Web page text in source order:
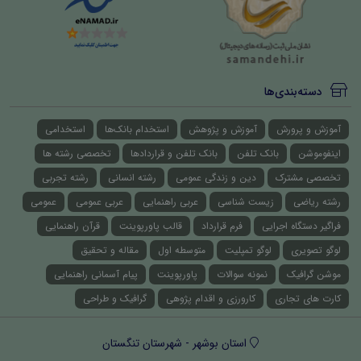
دسته‌بندی‌ها
آموزش و پرورش آموزش و پژوهش استخدام بانک‌ها
استخدامی
اینفوموشن
بانک تلفن بانک تلفن و قراردادها
تخصصی رشته ها
تخصصی مشترک
دین و زندگی عمومی رشته انسانی
رشته تجربی
رشته ریاضی
زیست شناسی عربی راهنمایی عربی عمومی
عمومی
فراگیر دستگاه اجرایی
فرم قرارداد قالب پاورپوینت
قرآن راهنمایی
لوگو تصویری
لوگو تمپلیت متوسطه اول
مقاله و تحقیق
موشن گرافیک
نمونه سوالات پاورپوینت
پیام آسمانی راهنمایی
کارت های تجاری
کارورزی و اقدام پژوهی گرافیک و طراحی
استان بوشهر - شهرستان تنگستان